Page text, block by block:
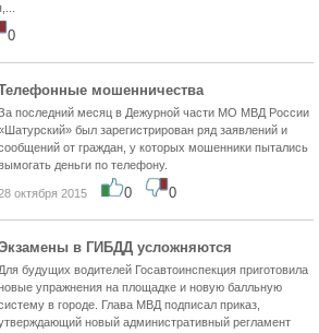
0
мошенничества
последний месяц в Дежурной части МО МВД России
был зарегистрирован ряд заявлений и
от граждан, у которых мошенники пытались
деньги по телефону.
октября 2015 0 0
в ГИБДД усложняются
Для будущих водителей Госавтоинспекция приготовила
упражнения на площадке и новую балльную
в городе. Глава МВД подписал приказ,
новый административный регламент